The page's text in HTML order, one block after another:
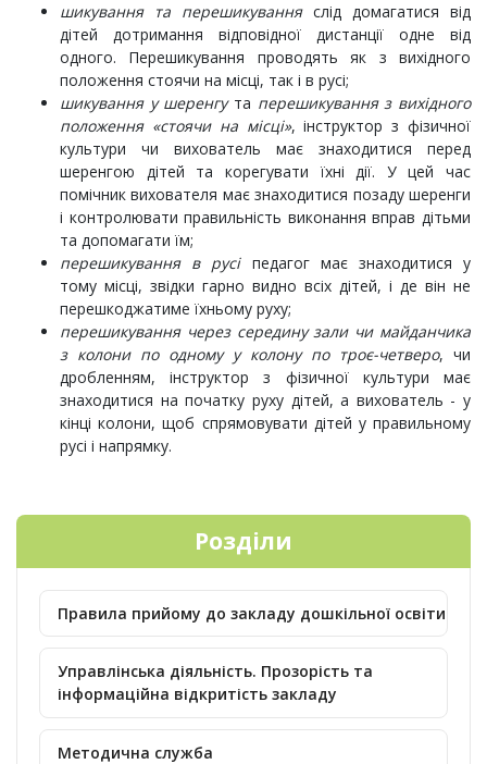
шикування та перешикуванняслід домагатися від
дітей дотримання відповідної дистанції одне від
одного. Перешикування проводять як з вихідного
положення стоячи на місці, так і в русі;
шикування у шеренгута перешикування з вихідного
положення «стоячи на місці», інструктор з фізичної
культури чи вихователь має знаходитися перед
шеренгою дітей та корегувати їхні дії. У цей час
помічник вихователя має знаходитися позаду шеренги
і контролювати правильність виконання вправ дітьми
та допомагати їм;
перешикування в русіпедагог має знаходитися у
тому місці, звідки гарно видно всіх дітей, і де він не
перешкоджатиме їхньому руху;
перешикування через середину зали чи майданчика
з колони по одному у колону по троє-четверо, чи
дробленням, інструктор з фізичної культури має
знаходитися на початку руху дітей, а вихователь - у
кінці колони, щоб спрямовувати дітей у правильному
русі і напрямку.
Розділи
Правила прийому до закладу дошкільної освіти
Управлінська діяльність. Прозорість та
інформаційна відкритість закладу
Методична служба